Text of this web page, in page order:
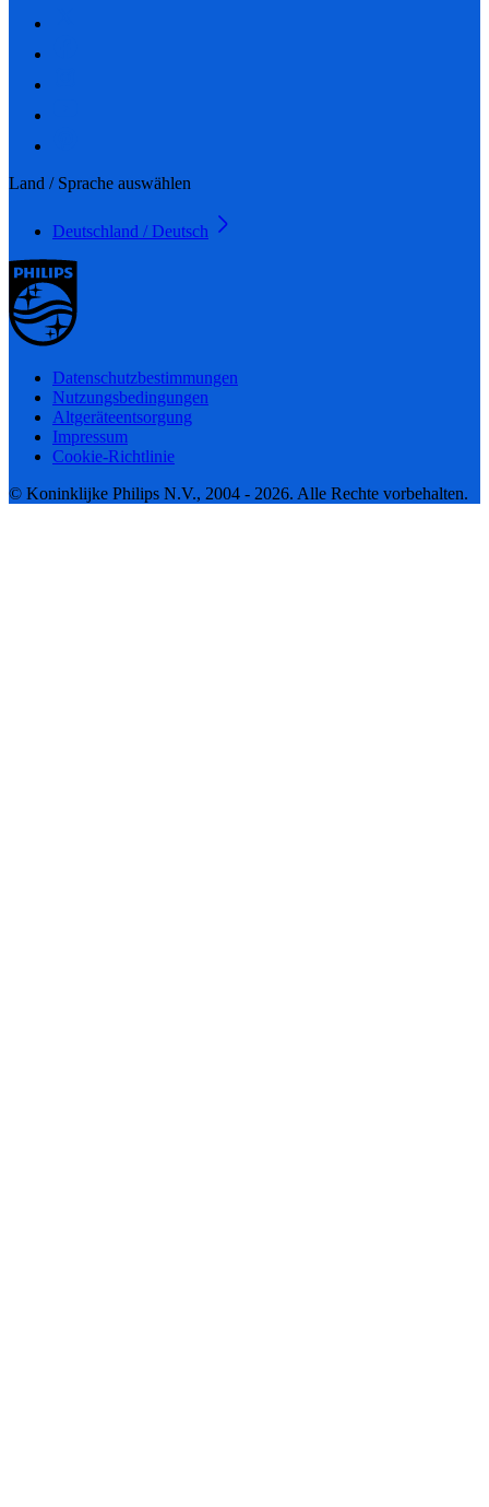
Land / Sprache auswählen
Deutschland / Deutsch
Datenschutzbestimmungen
Nutzungsbedingungen
Altgeräteentsorgung
Impressum
Cookie-Richtlinie
© Koninklijke Philips N.V., 2004 - 2026. Alle Rechte vorbehalten.